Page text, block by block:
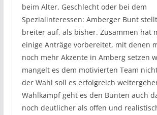
beim Alter, Geschlecht oder bei dem
Spezialinteressen: Amberger Bunt
breiter auf, als bisher. Zusammen hat
einige Anträge vorbereitet, mit denen
noch mehr Akzente in Amberg setzen
mangelt es dem motivierten Team
der Wahl soll es erfolgreich
Wahlkampf geht es den Bunten auch
noch deutlicher als offen und